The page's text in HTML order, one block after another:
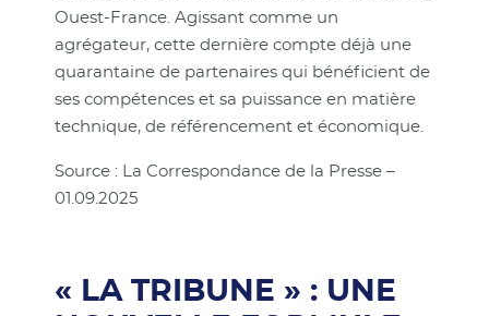
Ouest-France. Agissant comme un
agrégateur, cette dernière compte déjà une
quarantaine de partenaires qui bénéficient de
ses compétences et sa puissance en matière
technique, de référencement et économique.
Source : La Correspondance de la Presse –
01.09.2025
« LA TRIBUNE » : UNE